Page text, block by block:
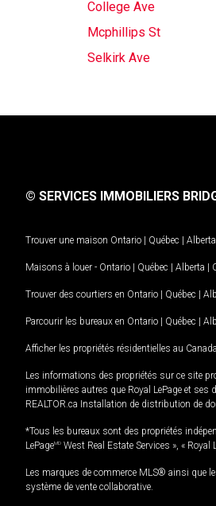
College Ave
Mcphillips St
Selkirk Ave
© SERVICES IMMOBILIERS
Trouver une maison Ontario | Québec | Alberta
Maisons à louer - Ontario | Québec | Alberta |
Trouver des courtiers en Ontario | Québec |
Parcourir les bureaux en Ontario | Québec |
Afficher les propriétés résidentielles au Canada
Les informations des propriétés sur ce site
immobilières autres que Royal LePage et
REALTOR.ca Installation de distribution de
*Tous les bureaux sont des propriétés
LePageMD West Real Estate Services », « Royal
Les marques de commerce MLS® ainsi que
système de vente collaborative.